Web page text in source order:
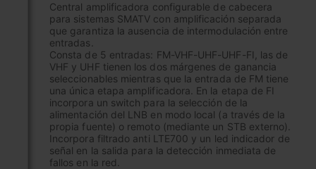
Central amplificadora configurable de cabecera
para sistemas SMATV con amplificación separada
que garantiza la ausencia de intermodulación entre
entradas.
Consta de 5 entradas: FM-VHF-UHF-UHF-FI, las de
VHF y UHF tienen los dos márgenes de ganancia
seleccionables mientras que la entrada de FM tiene
una única etapa amplificadora. En la etapa de FI
incorpora un switch para la selección de la
alimentación del LNB en modo local (a través de la
propia fuente) o remoto (mediante un STB externo).
Incorpora filtrado anti LTE700 y un led indicador de
señal en la salida para la detección inmediata de
fallos en la red.